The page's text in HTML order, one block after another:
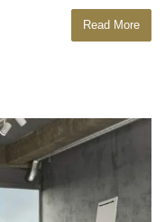
Read More